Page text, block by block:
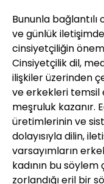
Bununla bağlantılı
ve günlük
cinsiyetçiliğin
Cinsiyetçilik dil,
ilişkiler üzerinden
ve erkekleri temsil
meşruluk kazanır.
üretimlerinin ve
dolayısıyla dilin,
varsayımların
kadının bu
zorlandığı eril bir